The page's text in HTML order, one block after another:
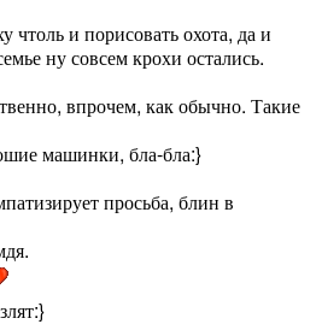
чтоль и порисовать охота, да и
ну совсем крохи остались.
впрочем, как обычно. Такие
машинки, бла-бла:}
просьба, блин в